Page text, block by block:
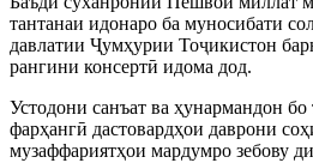
тантанаи идонаро ба муносибати
давлатии Ҷумҳурии Тоҷикистон
рангини консертӣ идома дод.
Устодони санъат ва ҳунармандон
фарҳангӣ дастовардҳои даврони
музаффариятҳои мардумро зебову